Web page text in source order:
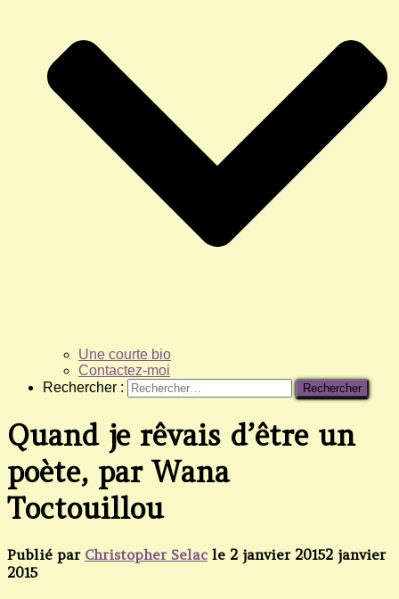
Une courte bio
Contactez-moi
Rechercher :
Quand je rêvais d’être un
poète, par Wana
Toctouillou
Publié par Christopher Selac le 2 janvier 20152 janvier
2015